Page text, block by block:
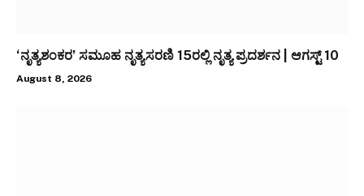
‘ನೃತ್ಯಶಂಕರ’ ಸಮೂಹ ನೃತ್ಯಸರಣಿ 15ರಲ್ಲಿ ನೃತ್ಯ ಪ್ರದರ್ಶನ | ಆಗಸ್ಟ್ 10
August 8, 2026